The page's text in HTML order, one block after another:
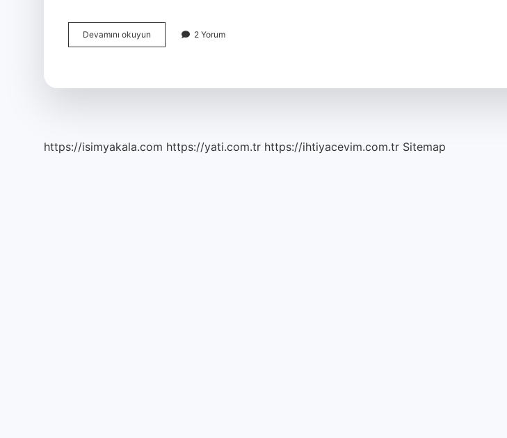
Devamını okuyun
Bükme
2 Yorum
https://isimyakala.com https://yati.com.tr https://ihtiyacevim.com.tr Sitemap